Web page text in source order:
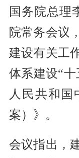
国务院总理
院常务会议
建设有关工
体系建设“
人民共和国
案）》。
会议指出，